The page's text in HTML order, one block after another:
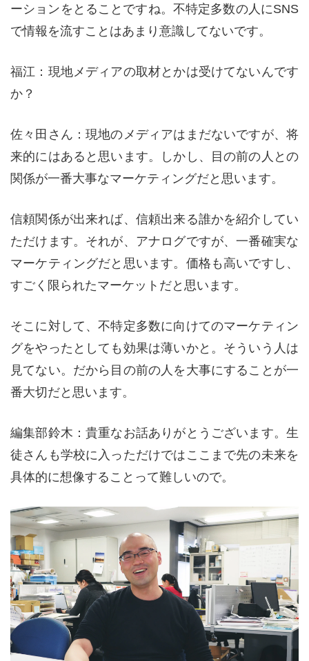
ーションをとることですね。不特定多数の人にSNS
で情報を流すことはあまり意識してないです。
福江：現地メディアの取材とかは受けてないんです
か？
佐々田さん：現地のメディアはまだないですが、将
来的にはあると思います。しかし、目の前の人との
関係が一番大事なマーケティングだと思います。
信頼関係が出来れば、信頼出来る誰かを紹介してい
ただけます。それが、アナログですが、一番確実な
マーケティングだと思います。価格も高いですし、
すごく限られたマーケットだと思います。
そこに対して、不特定多数に向けてのマーケティン
グをやったとしても効果は薄いかと。そういう人は
見てない。だから目の前の人を大事にすることが一
番大切だと思います。
編集部鈴木：貴重なお話ありがとうございます。生
徒さんも学校に入っただけではここまで先の未来を
具体的に想像することって難しいので。